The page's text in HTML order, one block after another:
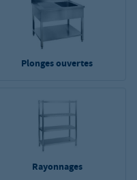
Plonges ouvertes
Rayonnages